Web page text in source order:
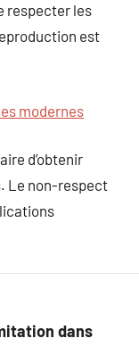
respecter les
est
modernes
d’obtenir
Le non-respect
dans